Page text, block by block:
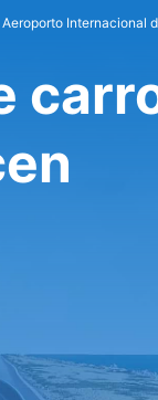
Aeroporto Internacional